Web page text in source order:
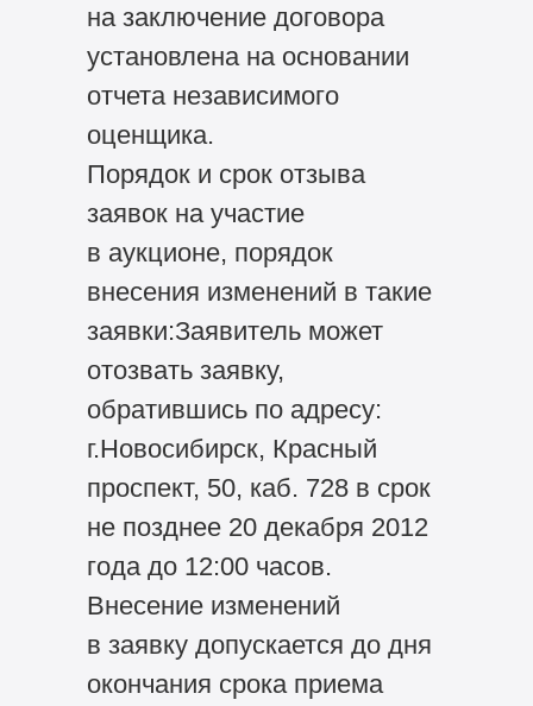
на заключение договора
установлена на основании
отчета независимого
оценщика.
Порядок и срок отзыва
заявок на участие
в аукционе, порядок
внесения изменений в такие
заявки:Заявитель может
отозвать заявку,
обратившись по адресу:
г.Новосибирск, Красный
проспект, 50, каб. 728 в срок
не позднее 20 декабря 2012
года до 12:00 часов.
Внесение изменений
в заявку допускается до дня
окончания срока приема